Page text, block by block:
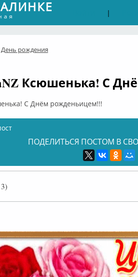
|
День рождения
Ксюшенька! С
С Днём рожденьицем!!!
ПОДЕЛИТЬСЯ ПОСТОМ В